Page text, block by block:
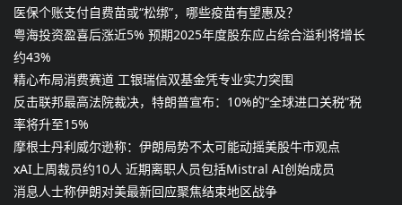
医保个账支付自费苗或“松绑”，哪些疫苗有望惠及？
粤海投资盈喜后涨近5% 预期2025年度股东应占综合溢利将增长
约43%
精心布局消费赛道 工银瑞信双基金凭专业实力突围
反击联邦最高法院裁决，特朗普宣布：10%的“全球进口关税”税
率将升至15%
摩根士丹利威尔逊称：伊朗局势不太可能动摇美股牛市观点
xAI上周裁员约10人 近期离职人员包括Mistral AI创始成员
消息人士称伊朗对美最新回应聚焦结束地区战争